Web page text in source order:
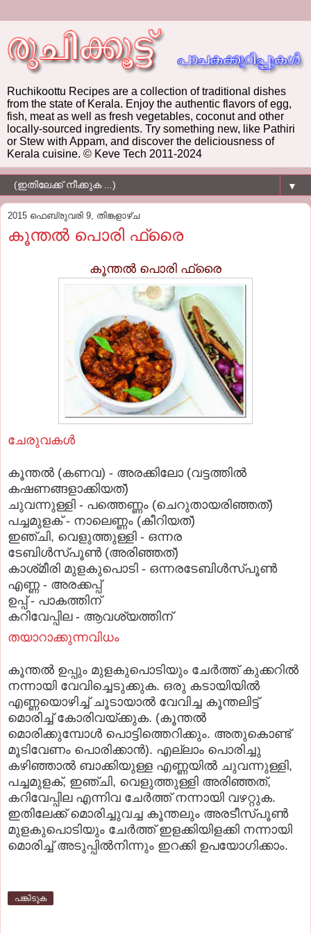
Ruchikoottu Recipes are a collection of traditional dishes
from the state of Kerala. Enjoy the authentic flavors of egg,
fish, meat as well as fresh vegetables, coconut and other
locally-sourced ingredients. Try something new, like Pathiri
or Stew with Appam, and discover the deliciousness of
Kerala cuisine. © Keve Tech 2011-2024
▼
2015 ഫെബ്രുവരി 9, തിങ്കളാഴ്‌ച
കൂന്തല്‍ പൊരി ഫ്രൈ
കൂന്തല്‍ പൊരി ഫ്രൈ
ചേരുവകള്‍
കൂന്തല്‍ (കണവ) - അരക്കിലോ (വട്ടത്തില്‍
കഷണങ്ങളാക്കിയത്‌)
ചുവന്നുള്ളി - പത്തെണ്ണം (ചെറുതായരിഞ്ഞത്‌)
പച്ചമുളക്‌ - നാലെണ്ണം (കീറിയത്‌)
ഇഞ്ചി, വെളുത്തുള്ളി - ഒന്നര
ടേബിള്‍സ്‌പൂണ്‍ (അരിഞ്ഞത്‌)
കാശ്‌മീരി മുളകുപൊടി - ഒന്നരടേബിള്‍സ്‌പൂണ്‍
എണ്ണ - അരക്കപ്പ്‌
ഉപ്പ്‌ - പാകത്തിന്‌
കറിവേപ്പില - ആവശ്യത്തിന്‌
തയാറാക്കുന്നവിധം
കൂന്തല്‍ ഉപ്പും മുളകുപൊടിയും ചേര്‍ത്ത്‌ കുക്കറില്‍
നന്നായി വേവിച്ചെടുക്കുക. ഒരു കടായിയില്‍
എണ്ണയൊഴിച്ച്‌ ചൂടായാല്‍ വേവിച്ച കൂന്തലിട്ട്‌
മൊരിച്ച്‌ കോരിവയ്‌ക്കുക. (കൂന്തല്‍
മൊരിക്കുമ്പോള്‍ പൊട്ടിത്തെറിക്കും. അതുകൊണ്ട്‌
മൂടിവേണം പൊരിക്കാന്‍). എല്ലാം പൊരിച്ചു
കഴിഞ്ഞാല്‍ ബാക്കിയുള്ള എണ്ണയില്‍ ചുവന്നുള്ളി,
പച്ചമുളക്‌, ഇഞ്ചി, വെളുത്തുള്ളി അരിഞ്ഞത്‌,
കറിവേപ്പില എന്നിവ ചേര്‍ത്ത്‌ നന്നായി വഴറ്റുക.
ഇതിലേക്ക്‌ മൊരിച്ചുവച്ച കൂന്തലും അരടീസ്‌പൂണ്‍
മുളകുപൊടിയും ചേര്‍ത്ത്‌ ഇളക്കിയിളക്കി നന്നായി
മൊരിച്ച്‌ അടുപ്പില്‍നിന്നും ഇറക്കി ഉപയോഗിക്കാം.
പങ്കിടുക